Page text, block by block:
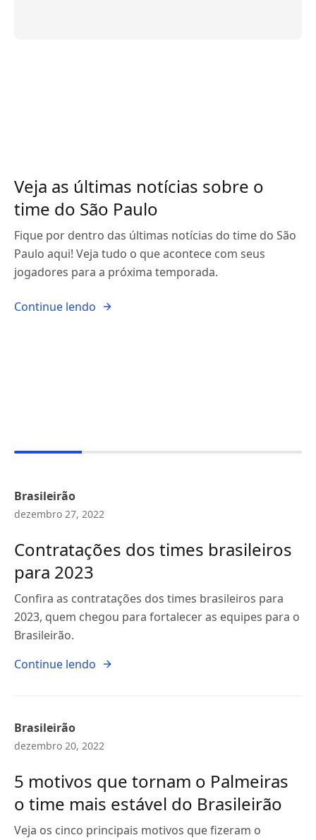
Veja as últimas notícias sobre o
time do São Paulo
Fique por dentro das últimas notícias do time do São
Paulo aqui! Veja tudo o que acontece com seus
jogadores para a próxima temporada.
Continue lendo
Brasileirão
dezembro 27, 2022
Contratações dos times brasileiros
para 2023
Confira as contratações dos times brasileiros para
2023, quem chegou para fortalecer as equipes para o
Brasileirão.
Continue lendo
Brasileirão
dezembro 20, 2022
5 motivos que tornam o Palmeiras
o time mais estável do Brasileirão
Veja os cinco principais motivos que fizeram o